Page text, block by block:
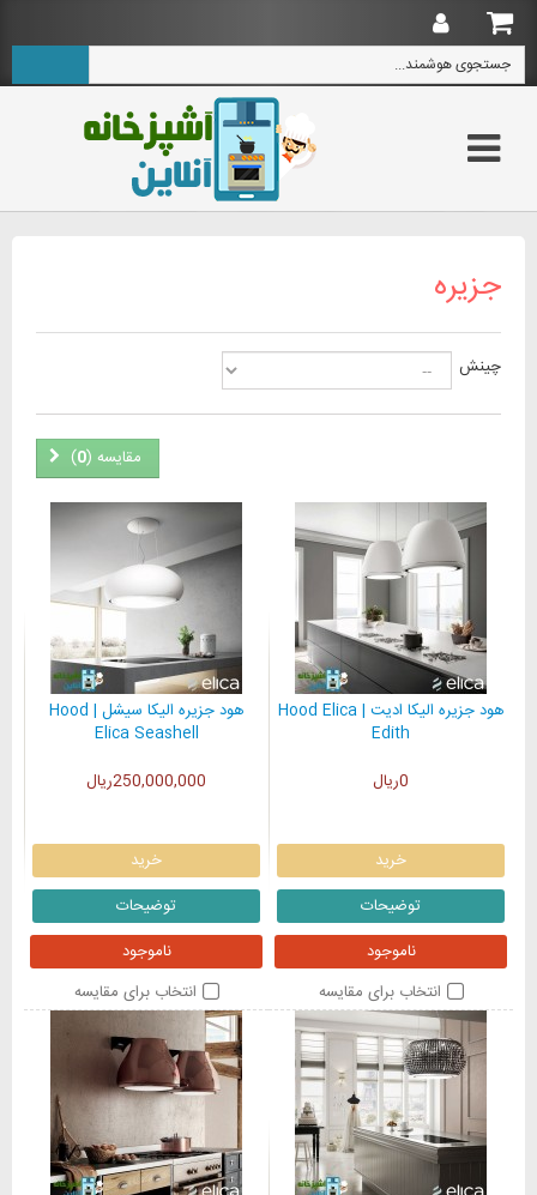
جزیره
چینش
مقایسه (0
)
هود جزیره الیکا ادیت | Hood Elica
Edith
0ریال
خرید
توضیحات
ناموجود
انتخاب برای مقایسه
هود جزیره الیکا سیشل | Hood
Elica Seashell
250,000,000ریال
خرید
توضیحات
ناموجود
انتخاب برای مقایسه